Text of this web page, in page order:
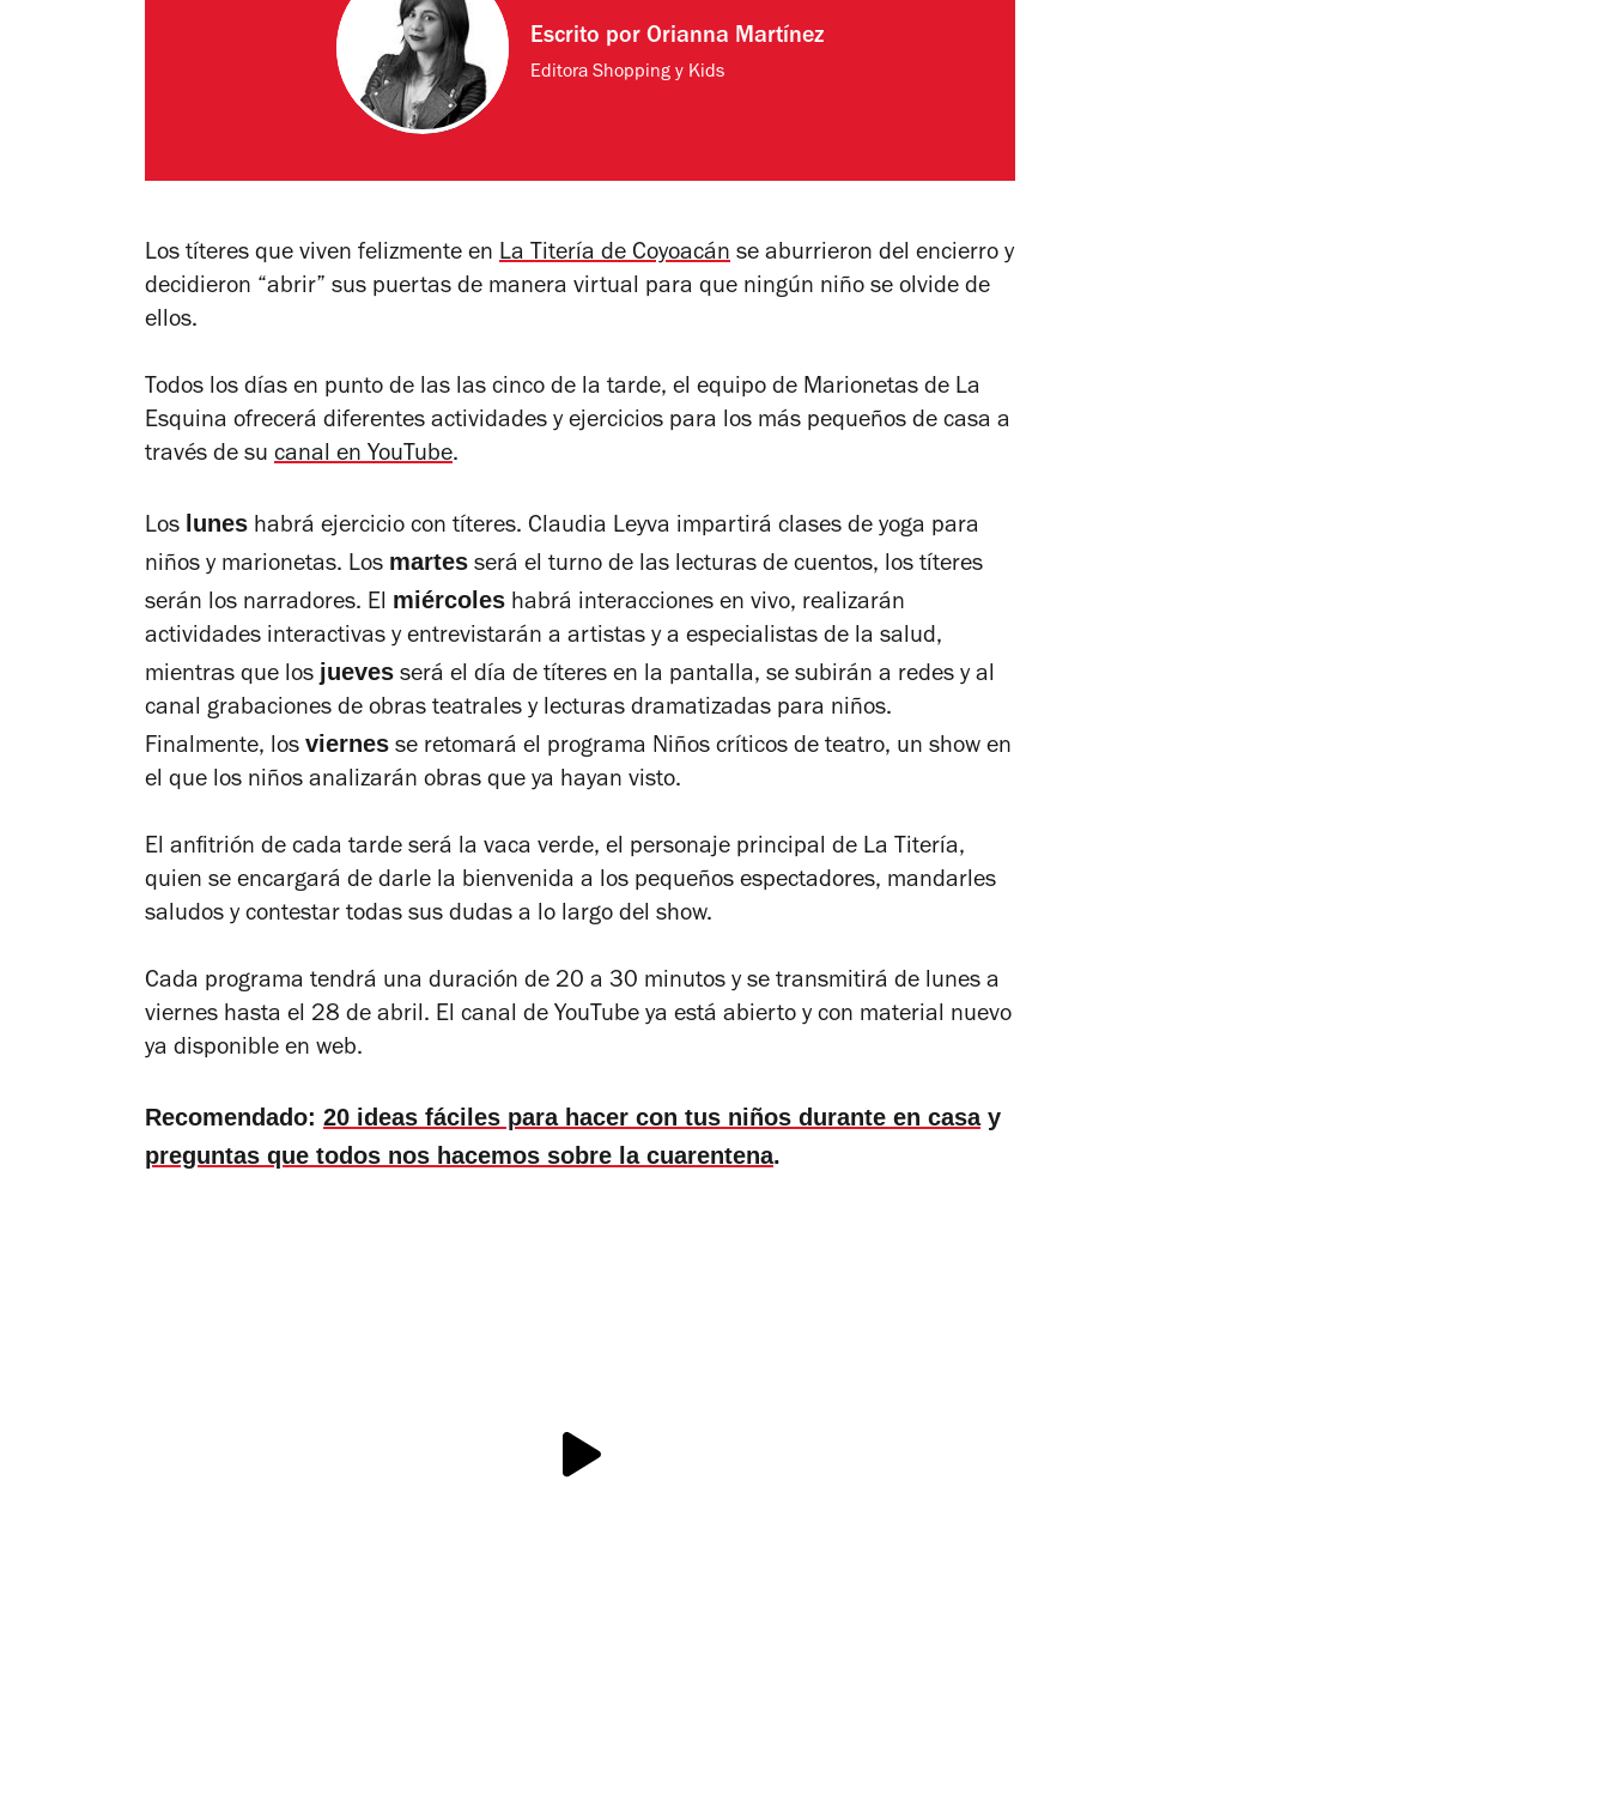
Escrito por Orianna Martínez
Editora Shopping y Kids
Los títeres que viven felizmente en La Titería de Coyoacán se aburrieron del encierro y
decidieron “abrir” sus puertas de manera virtual para que ningún niño se olvide de
ellos.
Todos los días en punto de las las cinco de la tarde, el equipo de Marionetas de La
Esquina ofrecerá diferentes actividades y ejercicios para los más pequeños de casa a
través de su canal en YouTube.
Los lunes habrá ejercicio con títeres. Claudia Leyva impartirá clases de yoga para
niños y marionetas. Los martes será el turno de las lecturas de cuentos, los títeres
serán los narradores. El miércoles habrá interacciones en vivo, realizarán
actividades interactivas y entrevistarán a artistas y a especialistas de la salud,
mientras que los jueves será el día de títeres en la pantalla, se subirán a redes y al
canal grabaciones de obras teatrales y lecturas dramatizadas para niños.
Finalmente, los viernes se retomará el programa Niños críticos de teatro, un show en
el que los niños analizarán obras que ya hayan visto.
El anfitrión de cada tarde será la vaca verde, el personaje principal de La Titería,
quien se encargará de darle la bienvenida a los pequeños espectadores, mandarles
saludos y contestar todas sus dudas a lo largo del show.
Cada programa tendrá una duración de 20 a 30 minutos y se transmitirá de lunes a
viernes hasta el 28 de abril. El canal de YouTube ya está abierto y con material nuevo
ya disponible en web.
Recomendado: 20 ideas fáciles para hacer con tus niños durante en casay
preguntas que todos nos hacemos sobre la cuarentena.